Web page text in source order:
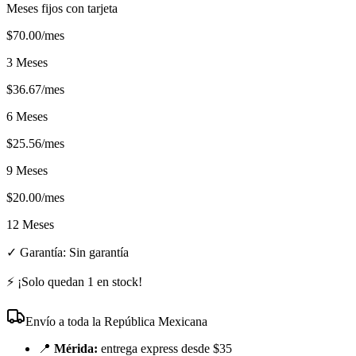
Meses fijos con tarjeta
$70.00/mes
3 Meses
$36.67/mes
6 Meses
$25.56/mes
9 Meses
$20.00/mes
12 Meses
✓ Garantía: Sin garantía
⚡ ¡Solo quedan 1 en stock!
Envío a toda la República Mexicana
📍 Mérida: entrega express desde $35